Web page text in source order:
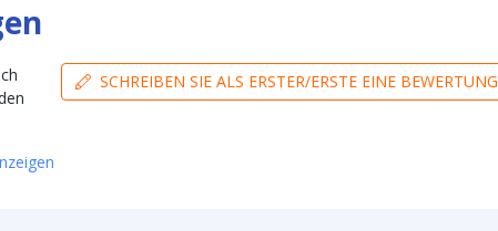
SCHREIBEN SIE ALS ERSTER/ERSTE EINE BEWERTUNG